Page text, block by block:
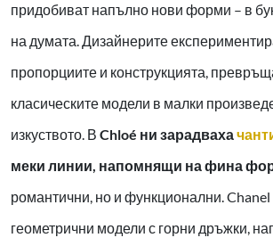
придобиват напълно нови форми – в
на думата. Дизайнерите
пропорциите и конструкцията,
класическите модели в малки
изкуството. В Chloé ни зарадваха
меки линии, напомнящи на фина
романтични, но и функционални. Chanel
геометрични модели с горни дръжки,